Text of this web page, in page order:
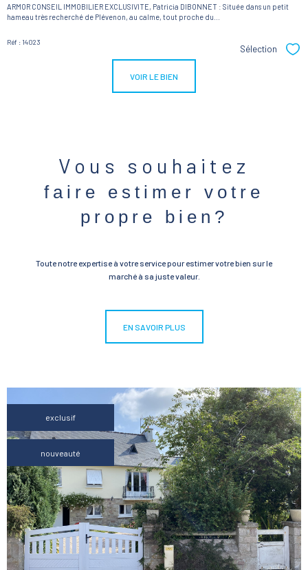
ARMOR CONSEIL IMMOBILIER EXCLUSIVITE, Patricia DIBONNET : Située dans un petit
hameau très recherché de Plévenon, au calme, tout proche du...
Réf : 14023
Sélection
VOIR LE BIEN
Vous souhaitez
faire estimer votre
propre bien?
Toute notre expertise à votre service pour estimer votre bien sur le
marché à sa juste valeur.
EN SAVOIR PLUS
exclusif
nouveauté